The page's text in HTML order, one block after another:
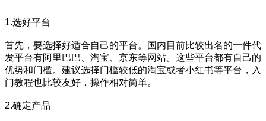
1.选好平台
首先，要选择好适合自己的平台。国内目前比较出名的一件代
发平台有阿里巴巴、淘宝、京东等网站。这些平台都有自己的
优势和门槛。建议选择门槛较低的淘宝或者小红书等平台，入
门教程也比较友好，操作相对简单。
2.确定产品